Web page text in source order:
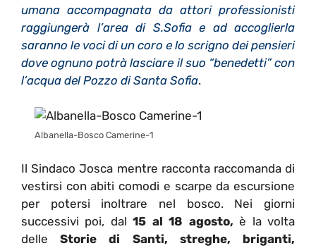
umana accompagnata da attori professionisti
raggiungerà l’area di S.Sofia e ad accoglierla
saranno le voci di un coro e lo scrigno dei pensieri
dove ognuno potrà lasciare il suo “benedetti” con
l’acqua del Pozzo di Santa Sofia.
Albanella-Bosco Camerine-1
Il Sindaco Josca mentre racconta raccomanda di
vestirsi con abiti comodi e scarpe da escursione
per potersi inoltrare nel bosco. Nei giorni
successivi poi, dal15 al 18 agosto, è la volta
delleStorie di Santi, streghe, briganti,